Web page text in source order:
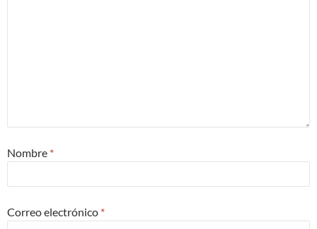
Nombre *
Correo electrónico *